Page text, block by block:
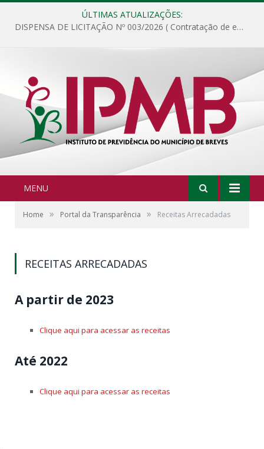
ÚLTIMAS ATUALIZAÇÕES:
DISPENSA DE LICITAÇÃO Nº 003/2026 ( Contratação de empresa para fornecimento de gêneros alimentícios não perecíveis, materiais de expediente, descartáveis, copa e cozinha, para análise e posterior publicação.)
MENU
Home » Portal da Transparência » Receitas Arrecadadas
RECEITAS ARRECADADAS
A partir de 2023
Clique aqui para acessar as receitas
Até 2022
Clique aqui para acessar as receitas